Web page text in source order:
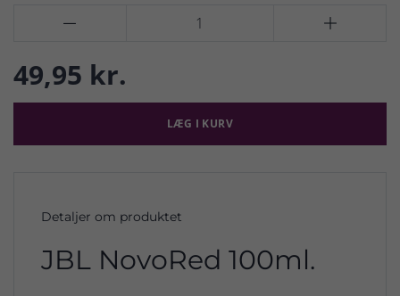
 
49,95 kr.
LÆG I KURV
Detaljer om produktet
JBL NovoRed 100ml.